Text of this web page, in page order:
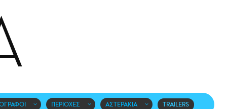
ΠΕΡΙΟΧΕΣ ΑΣΤΕΡΑΚΙΑ TRAILERS